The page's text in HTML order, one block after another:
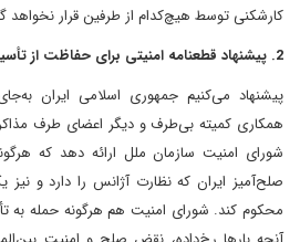
کارشکنی توسط هیچ‌کدام از طرفین قرار نخواهد
2. پیشنهاد قطعنامه امنیتی برای حفاظت از تأسیسات هسته‌ای ایران:
پیشنهاد می‌کنیم جمهوری اسلامی ایران
همکاری کمیته بی‌طرف و دیگر اعضای طرف
شورای امنیت سازمان ملل ارائه دهد که
صلح‌آمیز ایران که نظارت آژانس را دارد و
محکوم کند. شورای امنیت هم هرگونه حمله به